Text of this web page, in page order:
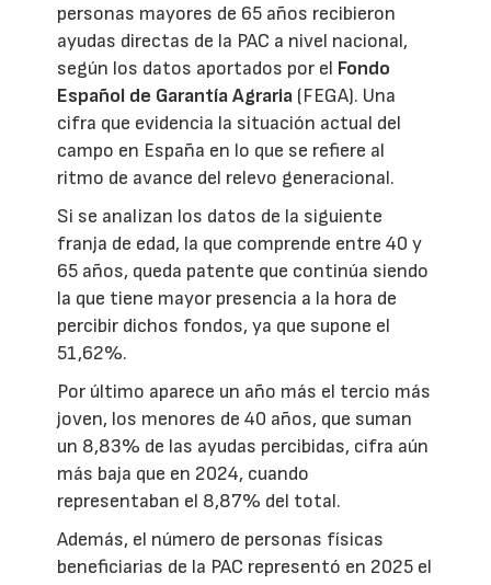
personas mayores de 65 años recibieron
ayudas directas de la PAC a nivel nacional,
según los datos aportados por el Fondo
Español de Garantía Agraria (FEGA). Una
cifra que evidencia la situación actual del
campo en España en lo que se refiere al
ritmo de avance del relevo generacional.
Si se analizan los datos de la siguiente
franja de edad, la que comprende entre 40 y
65 años, queda patente que continúa siendo
la que tiene mayor presencia a la hora de
percibir dichos fondos, ya que supone el
51,62%.
Por último aparece un año más el tercio más
joven, los menores de 40 años, que suman
un 8,83% de las ayudas percibidas, cifra aún
más baja que en 2024, cuando
representaban el 8,87% del total.
Además, el número de personas físicas
beneficiarias de la PAC representó en 2025 el